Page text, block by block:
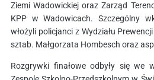
Ziemi Wadowickiej oraz Zarząd
KPP w Wadowicach. Szczególny
włożyli policjanci z Wydziału
sztab. Małgorzata Hombesch oraz
Rozgrywki finałowe odbyły się we